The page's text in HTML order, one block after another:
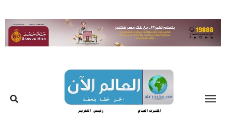
to
content